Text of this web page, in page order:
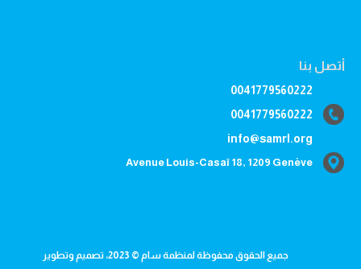
أتصل بنا
0041779560222
0041779560222
info@samrl.org
Avenue Louis-Casaï 18, 1209 Genève
جميع الحقوق محفوظة لمنظمة سام © 2023، تصميم وتطوير